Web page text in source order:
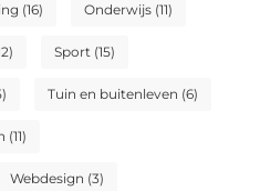
(16) Onderwijs (11)
Sport (15)
Tuin en buitenleven (6)
(11)
Webdesign (3)